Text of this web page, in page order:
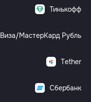
Тинькофф
Виза/МастерКард Рубль
Tether
Сбербанк